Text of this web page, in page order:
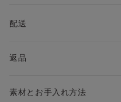
配送
返品
素材とお手入れ方法